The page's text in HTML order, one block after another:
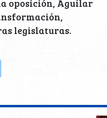
oposición, Aguilar
legislaturas.